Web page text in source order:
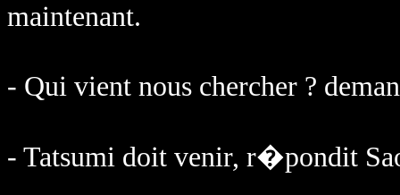
maintenant.
- Qui vient nous chercher ?
- Tatsumi doit venir, r�pondit